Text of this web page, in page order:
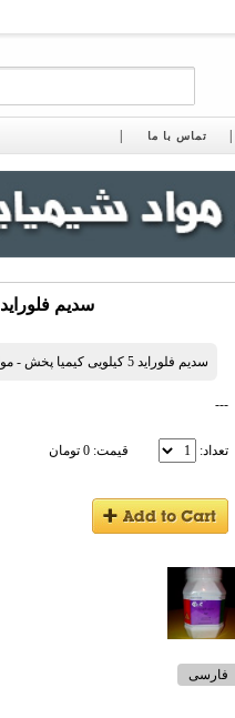
تماس با ما
سدیم فلوراید 5 کیلویی کیمیا پخش - مواد شیمیایی
سدیم فلوراید 5 کیلویی کیمیا پخش - مواد شیمیایی
---
تعداد: قیمت: 0 تومان
فارسی